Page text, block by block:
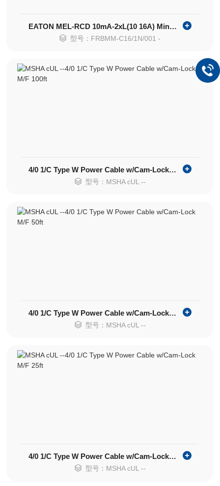
EATON MEL-RCD 10mA-2xL(10 16A) Mining Plug
型号：FRBMM-C16/1N/001 -
4/0 1/C Type W Power Cable w/Cam-Lock M/F 100ft
型号：MSHA cUL --
4/0 1/C Type W Power Cable w/Cam-Lock M/F 50ft
型号：MSHA cUL --
4/0 1/C Type W Power Cable w/Cam-Lock M/F 25ft
型号：MSHA cUL --